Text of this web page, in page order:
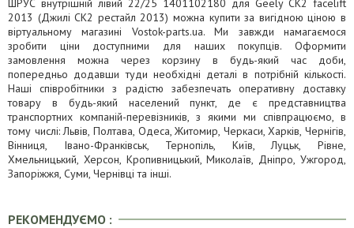
ШРУС внутрішній лівий 22/25 1401102180 для Geely CK2 facelift
2013 (Джилі СК2 рестайл 2013) можна купити за вигідною ціною в
віртуальному магазині Vostok-parts.ua. Ми завжди намагаємося
зробити ціни доступними для наших покупців. Оформити
замовлення можна через корзину в будь-який час доби,
попередньо додавши туди необхідні деталі в потрібній кількості.
Наші співробітники з радістю забезпечать оперативну доставку
товару в будь-який населений пункт, де є представництва
транспортних компаній-перевізників, з якими ми співпрацюємо, в
тому числі: Львів, Полтава, Одеса, Житомир, Черкаси, Харків, Чернігів,
Вінниця, Івано-Франківськ, Тернопіль, Київ, Луцьк, Рівне,
Хмельницький, Херсон, Кропивницький, Миколаїв, Дніпро, Ужгород,
Запоріжжя, Суми, Чернівці та інші.
РЕКОМЕНДУЄМО :